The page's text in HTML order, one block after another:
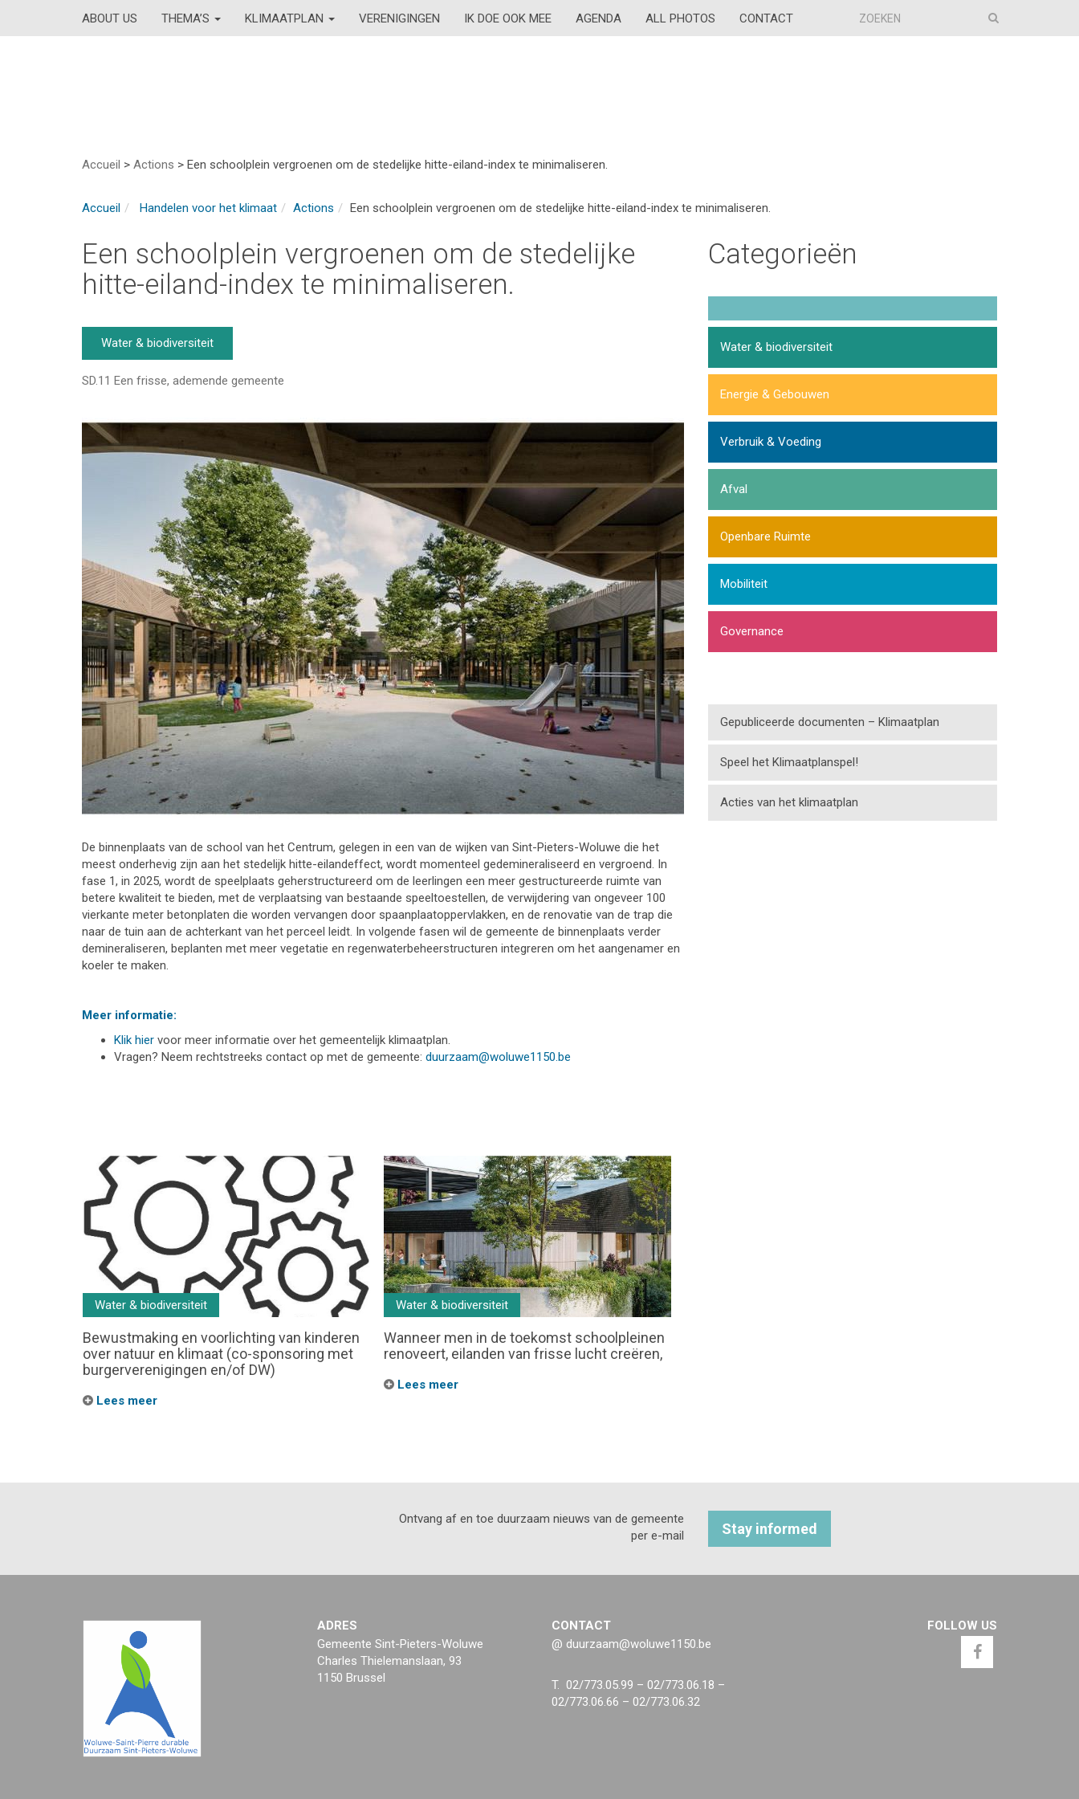
ABOUT US THEMA’S KLIMAATPLAN VERENIGINGEN IK DOE OOK MEE AGENDA ALL PHOTOS CONTACT
Accueil > Actions > Een schoolplein vergroenen om de stedelijke hitte-eiland-index te minimaliseren.
Accueil Handelen voor het klimaat Actions Een schoolplein vergroenen om de stedelijke hitte-eiland-index te minimaliseren.
Een schoolplein vergroenen om de stedelijke
hitte-eiland-index te minimaliseren.
Water & biodiversiteit
SD.11 Een frisse, ademende gemeente
De binnenplaats van de school van het Centrum, gelegen in een van de wijken van Sint-Pieters-Woluwe die het
meest onderhevig zijn aan het stedelijk hitte-eilandeffect, wordt momenteel gedemineraliseerd en vergroend. In
fase 1, in 2025, wordt de speelplaats geherstructureerd om de leerlingen een meer gestructureerde ruimte van
betere kwaliteit te bieden, met de verplaatsing van bestaande speeltoestellen, de verwijdering van ongeveer 100
vierkante meter betonplaten die worden vervangen door spaanplaatoppervlakken, en de renovatie van de trap die
naar de tuin aan de achterkant van het perceel leidt. In volgende fasen wil de gemeente de binnenplaats verder
demineraliseren, beplanten met meer vegetatie en regenwaterbeheerstructuren integreren om het aangenamer en
koeler te maken.
Meer informatie:
Klik hier voor meer informatie over het gemeentelijk klimaatplan.
Vragen? Neem rechtstreeks contact op met de gemeente: duurzaam@woluwe1150.be
Water & biodiversiteit
Bewustmaking en voorlichting van kinderen
over natuur en klimaat (co-sponsoring met
burgerverenigingen en/of DW)
Lees meer
Water & biodiversiteit
Wanneer men in de toekomst schoolpleinen
renoveert, eilanden van frisse lucht creëren,
Lees meer
Categorieën
Water & biodiversiteit
Energie & Gebouwen
Verbruik & Voeding
Afval
Openbare Ruimte
Mobiliteit
Governance
Gepubliceerde documenten – Klimaatplan
Speel het Klimaatplanspel!
Acties van het klimaatplan
Ontvang af en toe duurzaam nieuws van de gemeente
per e-mail
Stay informed
ADRES
Gemeente Sint-Pieters-Woluwe
Charles Thielemanslaan, 93
1150 Brussel
CONTACT
@ duurzaam@woluwe1150.be
T. 02/773.05.99 – 02/773.06.18 –
02/773.06.66 – 02/773.06.32
FOLLOW US